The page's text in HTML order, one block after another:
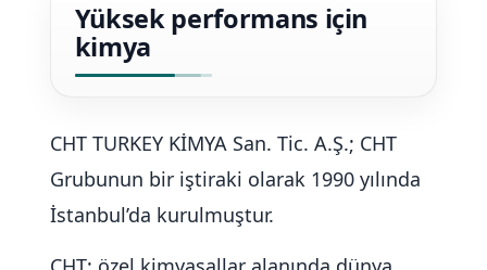
Yüksek performans için
kimya
CHT TURKEY KİMYA San. Tic. A.Ş.; CHT
Grubunun bir iştiraki olarak 1990 yılında
İstanbul’da kurulmuştur.